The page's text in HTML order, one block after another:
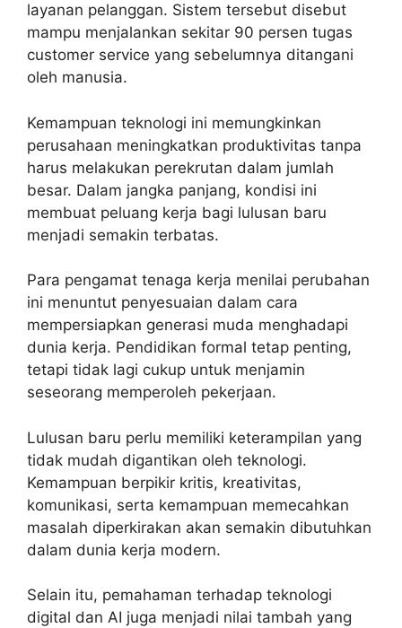
layanan pelanggan. Sistem tersebut disebut
mampu menjalankan sekitar 90 persen tugas
customer service yang sebelumnya ditangani
oleh manusia.
Kemampuan teknologi ini memungkinkan
perusahaan meningkatkan produktivitas tanpa
harus melakukan perekrutan dalam jumlah
besar. Dalam jangka panjang, kondisi ini
membuat peluang kerja bagi lulusan baru
menjadi semakin terbatas.
Para pengamat tenaga kerja menilai perubahan
ini menuntut penyesuaian dalam cara
mempersiapkan generasi muda menghadapi
dunia kerja. Pendidikan formal tetap penting,
tetapi tidak lagi cukup untuk menjamin
seseorang memperoleh pekerjaan.
Lulusan baru perlu memiliki keterampilan yang
tidak mudah digantikan oleh teknologi.
Kemampuan berpikir kritis, kreativitas,
komunikasi, serta kemampuan memecahkan
masalah diperkirakan akan semakin dibutuhkan
dalam dunia kerja modern.
Selain itu, pemahaman terhadap teknologi
digital dan AI juga menjadi nilai tambah yang